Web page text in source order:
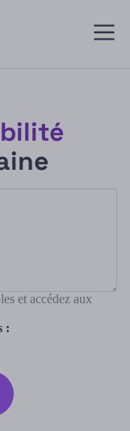
et accédez aux
: